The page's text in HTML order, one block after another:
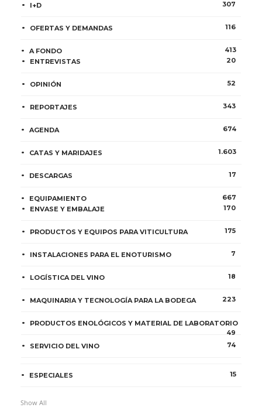
I+D 307
OFERTAS Y DEMANDAS 116
A FONDO
413
ENTREVISTAS
20
OPINIÓN 52
REPORTAJES 343
AGENDA 674
CATAS Y MARIDAJES 1.603
DESCARGAS 17
EQUIPAMIENTO
667
ENVASE Y EMBALAJE
170
PRODUCTOS Y EQUIPOS PARA VITICULTURA 175
INSTALACIONES PARA EL ENOTURISMO 7
LOGÍSTICA DEL VINO 18
MAQUINARIA Y TECNOLOGÍA PARA LA BODEGA 223
PRODUCTOS ENOLÓGICOS Y MATERIAL DE LABORATORIO
49
SERVICIO DEL VINO
74
ESPECIALES 15
Show All